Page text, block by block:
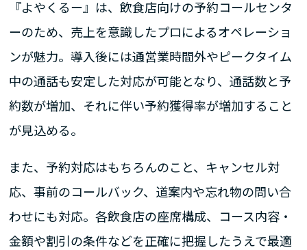
『よやくるー』は、飲食店向けの予約コールセンタ
ーのため、売上を意識したプロによるオペレーショ
ンが魅力。導入後には通営業時間外やピークタイム
中の通話も安定した対応が可能となり、通話数と予
約数が増加、それに伴い予約獲得率が増加すること
が見込める。
また、予約対応はもちろんのこと、キャンセル対
応、事前のコールバック、道案内や忘れ物の問い合
わせにも対応。各飲食店の座席構成、コース内容・
金額や割引の条件などを正確に把握したうえで最適